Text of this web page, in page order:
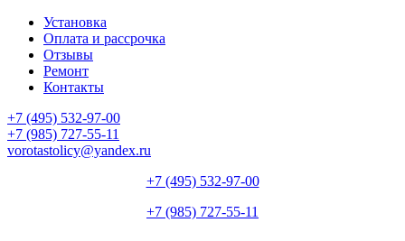
Установка
Оплата и рассрочка
Отзывы
Ремонт
Контакты
+7 (495) 532-97-00
+7 (985) 727-55-11
vorotastolicy@yandex.ru
+7 (495) 532-97-00
+7 (985) 727-55-11